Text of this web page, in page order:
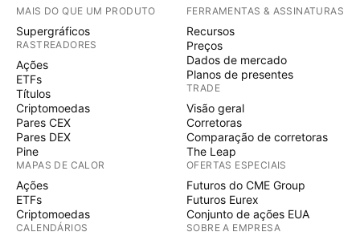
MAIS DO QUE UM PRODUTO
Supergráficos
RASTREADORES
Ações
ETFs
Títulos
Criptomoedas
Pares CEX
Pares DEX
Pine
MAPAS DE CALOR
Ações
ETFs
Criptomoedas
CALENDÁRIOS
FERRAMENTAS & ASSINATURAS
Recursos
Preços
Dados de mercado
Planos de presentes
TRADE
Visão geral
Corretoras
Comparação de corretoras
The Leap
OFERTAS ESPECIAIS
Futuros do CME Group
Futuros Eurex
Conjunto de ações EUA
SOBRE A EMPRESA